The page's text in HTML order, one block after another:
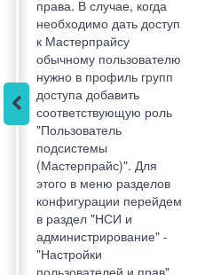
права. В случае, когда
необходимо дать доступ
к Мастерпрайсу
обычному пользователю
нужно в профиль групп
доступа добавить
соответствующую роль
"Пользователь
подсистемы
(Мастерпрайс)". Для
этого в меню разделов
конфигурации перейдем
в раздел "НСИ и
администрирование" -
"Настройки
пользователей и прав".